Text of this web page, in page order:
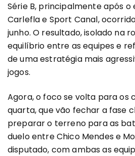
Série B, principalmente após o
Carlefla e Sport Canal,
junho. O resultado, isolado na
equilíbrio entre as equipes e
de uma estratégia mais
jogos.
Agora, o foco se volta para os
quarta, que vão fechar a fase
preparar o terreno para as
duelo entre Chico Mendes e
disputado, com ambas as